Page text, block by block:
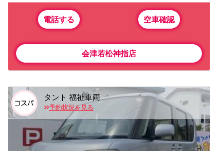
電話する 空車確認
会津若松神指店
タント 福祉車両
予約状況を見る